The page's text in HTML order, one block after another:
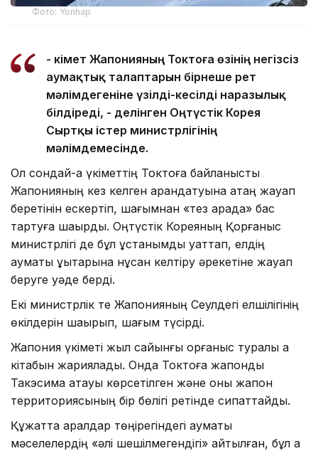
Фото: Yonhap
- Үкімет Жапонияның Токтоға өзінің негізсіз
аумақтық талаптарын бірнеше рет
мәлімдегеніне үзілді-кесілді наразылық
білдіреді, - делінген Оңтүстік Корея
Сыртқы істер министрлігінің
мәлімдемесінде.
Ол сондай-ақ үкіметтің Токтоға байланысты
Жапонияның кез келген арандатуына қатаң жауап
беретінін ескертіп, шағымнан «тез арада» бас
тартуға шақырды. Оңтүстік Кореяның Қорғаныс
министрлігі де бұл ұстанымды қуаттап, елдің
аумақтық құқықтарына нұқсан келтіру әрекетіне жауап
беруге уәде берді.
Екі министрлік те Жапонияның Сеулдегі елшілігінің
өкілдерін шақырып, шағым түсірді.
Жапония үкіметі жыл сайынғы қорғаныс туралы ақ
кітабын жариялады. Онда Токтоға жапондық
Такэсима атауы көрсетілген және оны жапон
территориясының бір бөлігі ретінде сипаттайды.
Құжатта аралдар төңірегіндегі аумақтық
мәселелердің «әлі шешілмегендігі» айтылған, бұл ақ